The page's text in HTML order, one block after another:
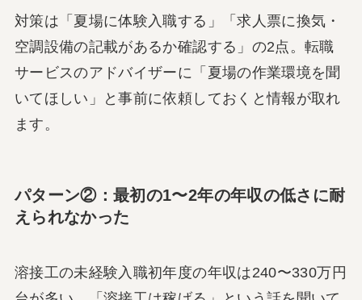
対策は「夏場に体験入職する」「求人票に換気・
空調設備の記載があるか確認する」の2点。転職
サービスのアドバイザーに「夏場の作業環境を聞
いてほしい」と事前に依頼しておくと情報が取れ
ます。
パターン②：最初の1〜2年の年収の低さに耐
えられなかった
溶接工の未経験入職初年度の年収は240〜330万円